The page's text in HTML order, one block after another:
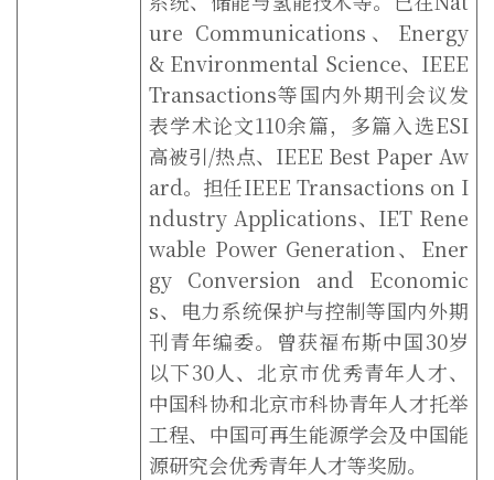
ure Communications 、 Energy
& Environmental Science、 IEEE
Transactions等国内外期刊会议发
表学术论文110余篇，多篇入选ESI
高被引/热点、 IEEE Best Paper Aw
ard。担任IEEE Transactions on I
ndustry Applications、 IET Rene
wable Power Generation、 Ener
gy Conversion and Economic
s、电力系统保护与控制等国内外期
刊青年编委。曾获福布斯中国30岁
以下30人、北京市优秀青年人才、
中国科协和北京市科协青年人才托举
工程、中国可再生能源学会及中国能
源研究会优秀青年人才等奖励。